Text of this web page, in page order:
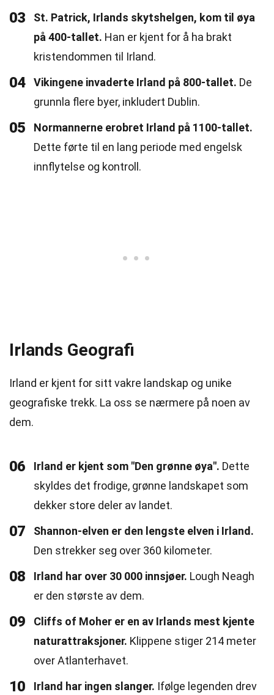
03
St. Patrick, Irlands skytshelgen, kom til øya
på 400-tallet. Han er kjent for å ha brakt
kristendommen til Irland.
04 Vikingene invaderte Irland på 800-tallet. De
grunnla flere byer, inkludert Dublin.
05
Normannerne erobret Irland på 1100-tallet.
Dette førte til en lang periode med engelsk
innflytelse og kontroll.
Irlands Geografi
Irland er kjent for sitt vakre landskap og unike
geografiske trekk. La oss se nærmere på noen av
dem.
06 Irland er kjent som "Den grønne øya". Dette
skyldes det frodige, grønne landskapet som
dekker store deler av landet.
07
Shannon-elven er den lengste elven i Irland.
Den strekker seg over 360 kilometer.
08 Irland har over 30 000 innsjøer. Lough Neagh
er den største av dem.
09
Cliffs of Moher er en av Irlands mest kjente
naturattraksjoner. Klippene stiger 214 meter
over Atlanterhavet.
10 Irland har ingen slanger. Ifølge legenden drev